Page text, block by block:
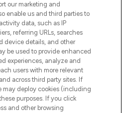
dan 200 topmerken.
de app, met gratis
vanaf €40.
Share My Personal
our marketing and
enable us and third parties to
data, such as IP
referring URLs, searches
device details, and other
be used to provide enhanced
experiences, analyze and
users with more relevant
across third party sites. If
may deploy cookies (including
purposes. If you click
and other browsing